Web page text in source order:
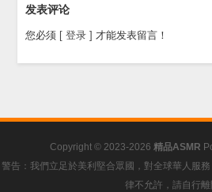
发表评论
您必须 [ 登录 ] 才能发表留言！
Copyright © 2023-2026 精品ASMR
警告：我們立足於美利堅合眾國，對全球華人服
律不允許，請自行離